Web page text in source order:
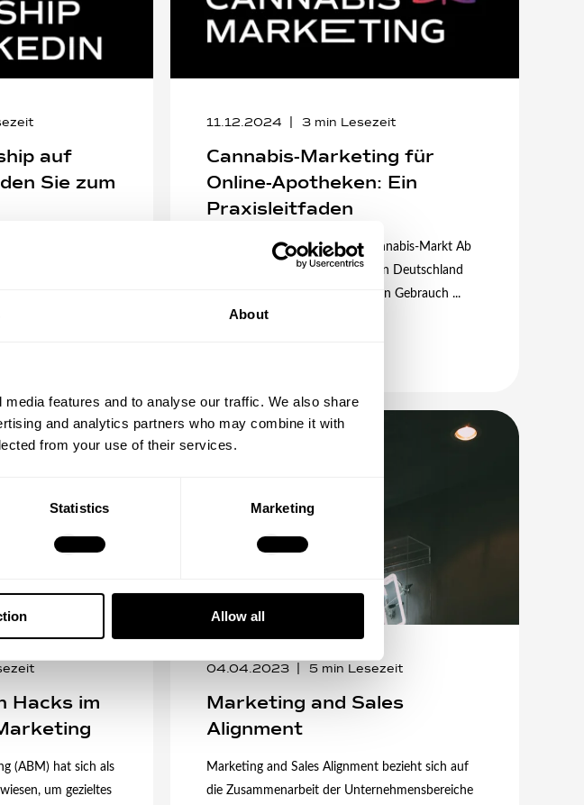
About
features and to analyse our traffic. We also share
and analytics partners who may combine it with
from your use of their services.
Statistics Marketing
Allow all
auf
Sie zum
11.12.2024 3 min Lesezeit
Cannabis-Marketing für
Online-Apotheken: Ein
Praxisleitfaden
Die Chance im wachsenden Cannabis-Markt Ab
dem 1. April 2024 ist Cannabis in Deutschland
auch für den nicht-medizinischen Gebrauch ...
Hacks im
(ABM) hat sich als
um gezieltes
04.04.2023 5 min Lesezeit
Marketing and Sales
Alignment
Marketing and Sales Alignment bezieht sich auf
die Zusammenarbeit der Unternehmensbereiche